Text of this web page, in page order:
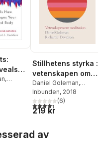
,
Stillhetens styrka :
vetenskapen om
meditation
Daniel Goleman,
Richard J Davidson
Inbunden, 2018
4,3utav 5 stjärnor.
(6)
219 kr
av